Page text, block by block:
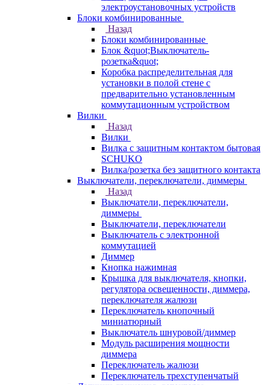
электроустановочных устройств
Блоки комбинированные
Назад
Блоки комбинированные
Блок &quot;Выключатель-
розетка&quot;
Коробка распределительная для
установки в полой стене с
предварительно установленным
коммутационным устройством
Вилки
Назад
Вилки
Вилка с защитным контактом бытовая
SCHUKO
Вилка/розетка без защитного контакта
Выключатели, переключатели, диммеры
Назад
Выключатели, переключатели,
диммеры
Выключатели, переключатели
Выключатель с электронной
коммутацией
Диммер
Кнопка нажимная
Крышка для выключателя, кнопки,
регулятора освещенности, диммера,
переключателя жалюзи
Переключатель кнопочный
миниатюрный
Выключатель шнуровой/диммер
Модуль расширения мощности
диммера
Переключатель жалюзи
Переключатель трехступенчатый